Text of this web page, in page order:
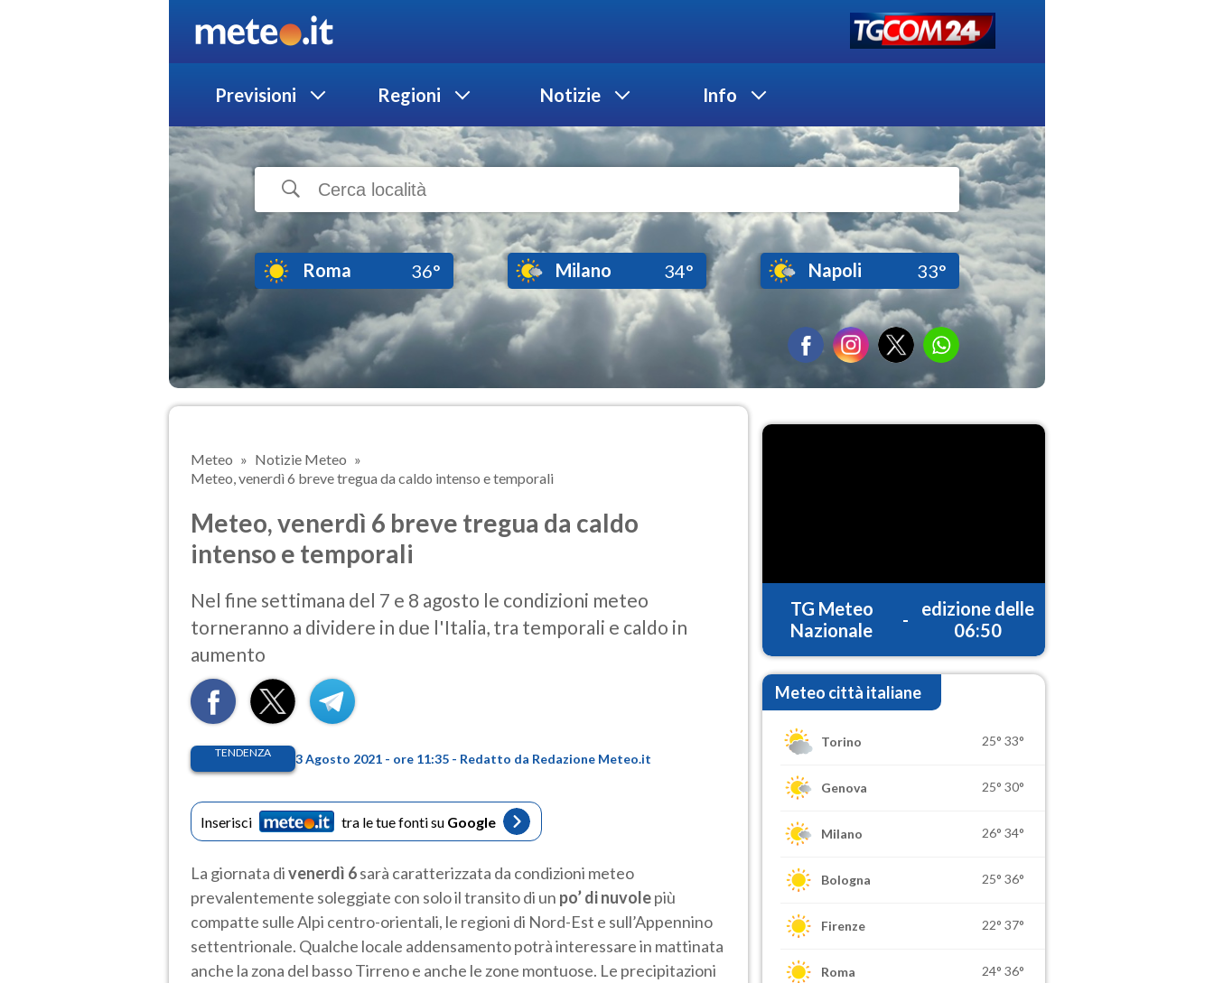
Previsioni Regioni Notizie Info
Roma 36° Milano 34° Napoli 33°
Meteo
Notizie Meteo
Meteo, venerdì 6 breve tregua da caldo intenso e temporali
Meteo, venerdì 6 breve tregua da caldo
intenso e temporali
Nel fine settimana del 7 e 8 agosto le condizioni meteo
torneranno a dividere in due l'Italia, tra temporali e caldo in
aumento
TENDENZA 3 Agosto 2021 - ore 11:35 - Redatto da Redazione Meteo.it
Inserisci tra le tue fonti su Google
La giornata divenerdì 6sarà caratterizzata da condizioni meteo
prevalentemente soleggiate con solo il transito di un po’ di nuvolepiù
compatte sulle Alpi centro-orientali, le regioni di Nord-Est e sull’Appennino
settentrionale. Qualche locale addensamento potrà interessare in mattinata
anche la zona del basso Tirreno e anche le zone montuose. Le precipitazioni
TG Meteo
Nazionale
-
edizione delle
06:50
Meteo città italiane
Torino 25° 33°
Genova 25° 30°
Milano 26° 34°
Bologna 25° 36°
Firenze 22° 37°
Roma 24° 36°